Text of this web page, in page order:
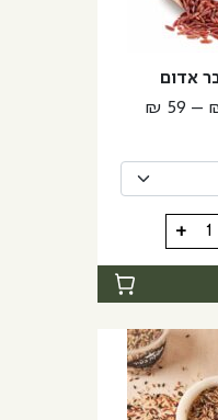
אדום
–
₪ 59
טווח
עד
+